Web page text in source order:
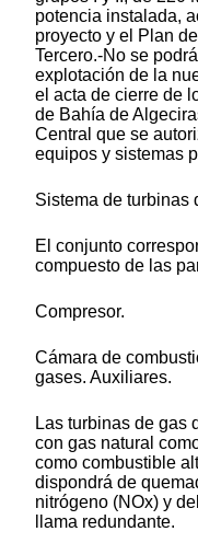
potencia instalada,
proyecto y el Plan
Tercero.-No se
explotación de la
el acta de cierre de
de Bahía de
Central que se
equipos y sistemas
Sistema de turbinas
El conjunto
compuesto de las
Compresor.
Cámara de
gases. Auxiliares.
Las turbinas de gas
con gas natural
como combustible
dispondrá de
nitrógeno (NOx) y
llama redundante.